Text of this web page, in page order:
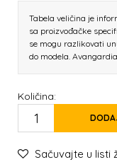
Tabela veličina je
sa proizvođačke
se mogu razlikovati
do modela.
Količina:
Sačuvajte u listi